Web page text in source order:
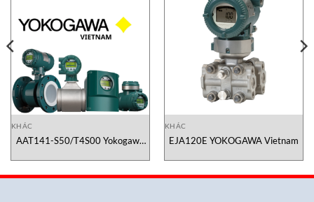
KHÁC
AAT141-S50/T4S00 Yokogawa
KHÁC
EJA120E YOKOGAWA Vietnam